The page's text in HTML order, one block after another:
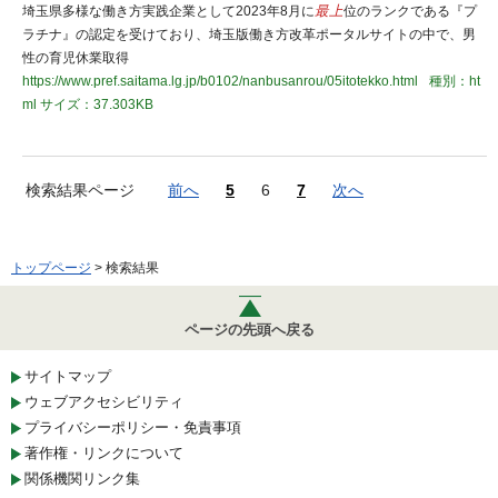
埼玉県多様な働き方実践企業として2023年8月に最上位のランクである『プ
ラチナ』の認定を受けており、埼玉版働き方改革ポータルサイトの中で、男
性の育児休業取得
https://www.pref.saitama.lg.jp/b0102/nanbusanrou/05itotekko.html
種別：ht
ml サイズ：37.303KB
検索結果ページ 前へ 5 6 7 次へ
トップページ > 検索結果
ページの先頭へ戻る
サイトマップ
ウェブアクセシビリティ
プライバシーポリシー・免責事項
著作権・リンクについて
関係機関リンク集